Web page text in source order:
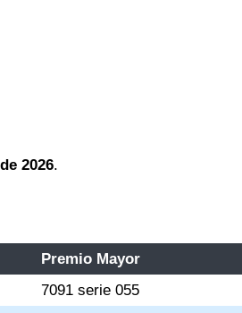
2026.
Premio Mayor
7091 serie 055